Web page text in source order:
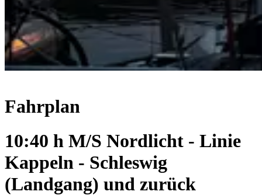
Fahrplan
10:40 h M/S Nordlicht - Linie
Kappeln - Schleswig
(Landgang) und zurück